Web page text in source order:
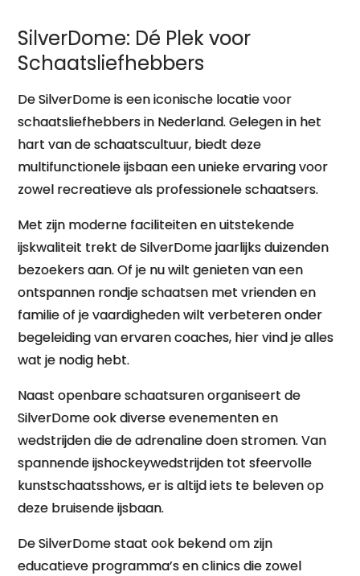
SilverDome: Dé Plek voor
Schaatsliefhebbers
De SilverDome is een iconische locatie voor
schaatsliefhebbers in Nederland. Gelegen in het
hart van de schaatscultuur, biedt deze
multifunctionele ijsbaan een unieke ervaring voor
zowel recreatieve als professionele schaatsers.
Met zijn moderne faciliteiten en uitstekende
ijskwaliteit trekt de SilverDome jaarlijks duizenden
bezoekers aan. Of je nu wilt genieten van een
ontspannen rondje schaatsen met vrienden en
familie of je vaardigheden wilt verbeteren onder
begeleiding van ervaren coaches, hier vind je alles
wat je nodig hebt.
Naast openbare schaatsuren organiseert de
SilverDome ook diverse evenementen en
wedstrijden die de adrenaline doen stromen. Van
spannende ijshockeywedstrijden tot sfeervolle
kunstschaatsshows, er is altijd iets te beleven op
deze bruisende ijsbaan.
De SilverDome staat ook bekend om zijn
educatieve programma’s en clinics die zowel